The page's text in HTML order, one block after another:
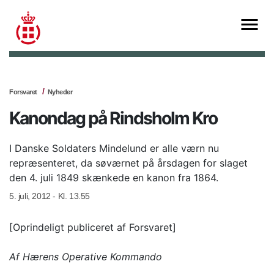
Forsvaret Nyheder
Kanondag på Rindsholm Kro
I Danske Soldaters Mindelund er alle værn nu
repræsenteret, da søværnet på årsdagen for slaget
den 4. juli 1849 skænkede en kanon fra 1864.
5. juli, 2012 - Kl. 13.55
[Oprindeligt publiceret af Forsvaret]
Af Hærens Operative Kommando